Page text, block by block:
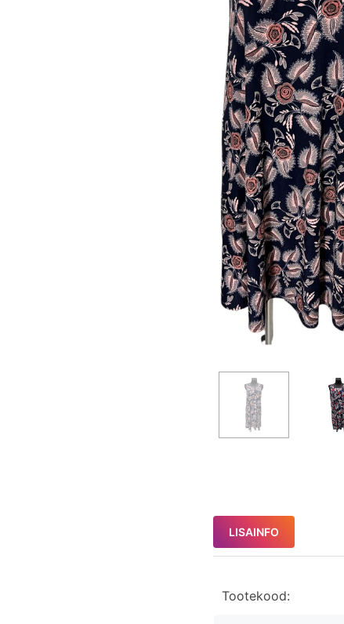
LISAINFO
Tootekood: